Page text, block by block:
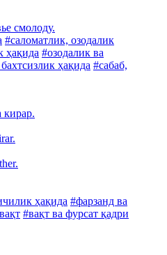
смолоду.
#саломатлик, озодалик
ҳақида #озодалик ва
ҳақида #сабаб,
кирар.
ҳақида #фарзанд ва
#вақт ва фурсат қадри